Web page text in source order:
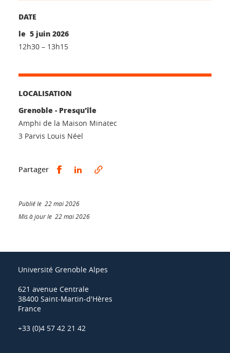
DATE
le 5 juin 2026
12h30 – 13h15
LOCALISATION
Grenoble - Presqu'île
Amphi de la Maison Minatec
3 Parvis Louis Néel
Partager Partager sur Facebook
Partager sur LinkedIn
Publié le 22 mai 2026
Mis à jour le 22 mai 2026
Université Grenoble Alpes
621 avenue Centrale
38400 Saint-Martin-d'Hères
France
+33 (0)4 57 42 21 42